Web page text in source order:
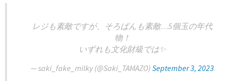
レジも素敵ですが、そろばんも素敵…5個玉の年代
物！
いずれも文化財級では✨
— saki_fake_milky (@Saki_TAMAZO) September 3, 2023